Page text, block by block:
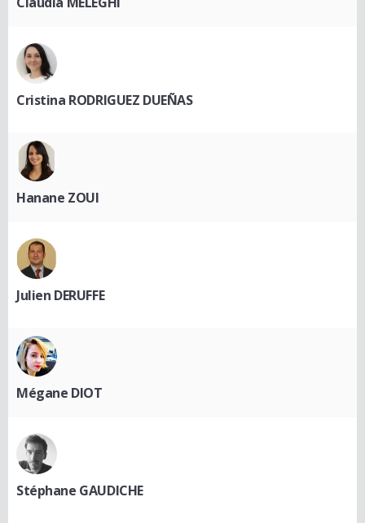
Cristina RODRIGUEZ DUEÑAS
Hanane ZOUI
Julien DERUFFE
Mégane DIOT
Stéphane GAUDICHE